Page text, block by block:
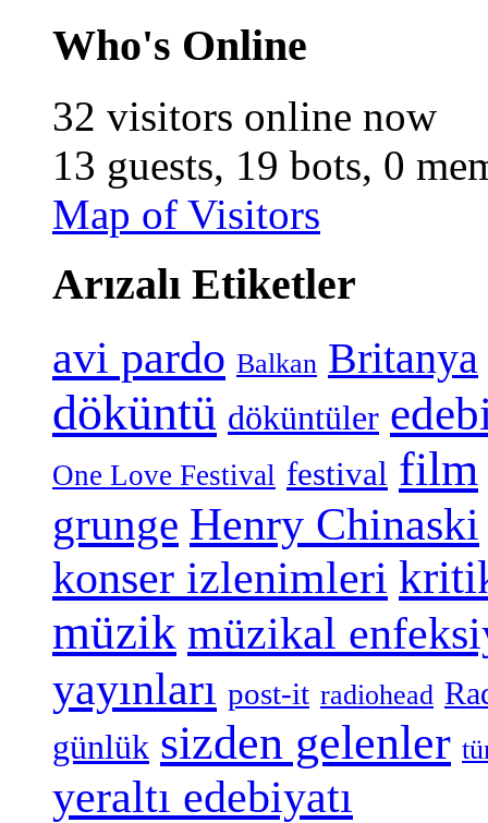
Who's Online
32 visitors online now
13 guests, 19 bots, 0
Map of Visitors
Arızalı Etiketler
avi pardo Balkan Britanya
döküntü döküntüler
One Love Festival festival film
grunge Henry Chinaski
konser izlenimleri
müzik müzikal
yayınları post-it radiohead
günlük sizden gelenler
yeraltı edebiyatı